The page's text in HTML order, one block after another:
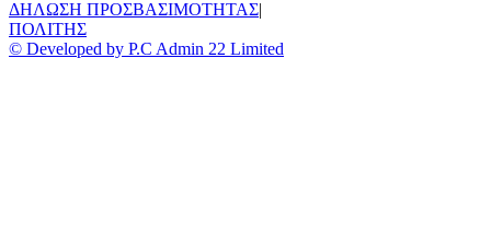
ΔΗΛΩΣΗ ΠΡΟΣΒΑΣΙΜΟΤΗΤΑΣ|
ΠΟΛΙΤΗΣ
© Developed by P.C Admin 22 Limited